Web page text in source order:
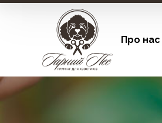
Про нас